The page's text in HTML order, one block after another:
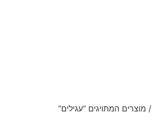
/ מוצרים המתויגים “עגילים”